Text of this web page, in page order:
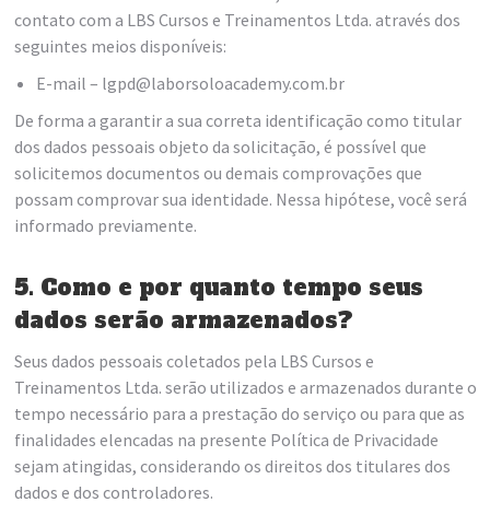
contato com a LBS Cursos e Treinamentos Ltda. através dos
seguintes meios disponíveis:
E-mail – lgpd@laborsoloacademy.com.br
De forma a garantir a sua correta identificação como titular
dos dados pessoais objeto da solicitação, é possível que
solicitemos documentos ou demais comprovações que
possam comprovar sua identidade. Nessa hipótese, você será
informado previamente.
5. Como e por quanto tempo seus
dados serão armazenados?
Seus dados pessoais coletados pela LBS Cursos e
Treinamentos Ltda. serão utilizados e armazenados durante o
tempo necessário para a prestação do serviço ou para que as
finalidades elencadas na presente Política de Privacidade
sejam atingidas, considerando os direitos dos titulares dos
dados e dos controladores.